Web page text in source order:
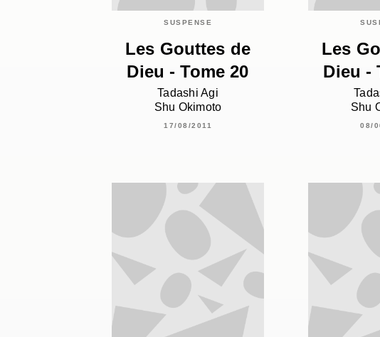
SUSPENSE
Les Gouttes de
Dieu - Tome 20
Tadashi Agi
Shu Okimoto
17/08/2011
Les
Dieu -
Shu
08/